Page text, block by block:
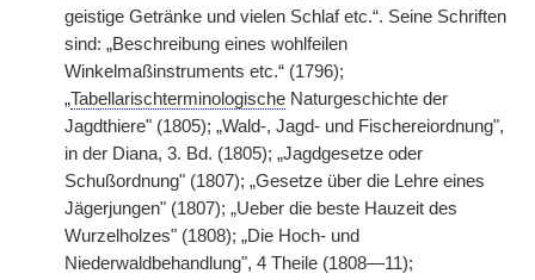
geistige Getränke und vielen Schlaf etc.“. Seine Schriften
sind: „Beschreibung eines wohlfeilen
Winkelmaßinstruments etc.“ (1796);
„Tabellarischterminologische Naturgeschichte der
Jagdthiere" (1805); „Wald-, Jagd- und Fischereiordnung",
in der Diana, 3. Bd. (1805); „Jagdgesetze oder
Schußordnung" (1807); „Gesetze über die Lehre eines
Jägerjungen" (1807); „Ueber die beste Hauzeit des
Wurzelholzes" (1808); „Die Hoch- und
Niederwaldbehandlung", 4 Theile (1808—11);